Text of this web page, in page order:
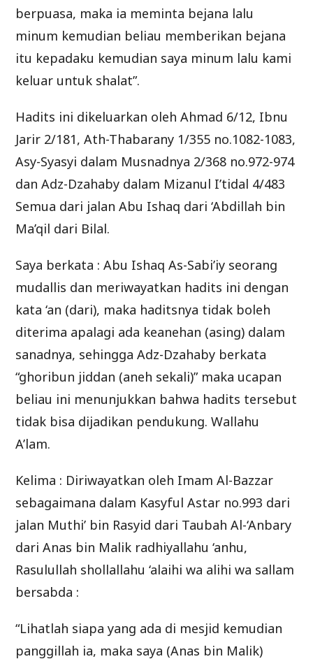
berpuasa, maka ia meminta bejana lalu
minum kemudian beliau memberikan bejana
itu kepadaku kemudian saya minum lalu kami
keluar untuk shalat”.
Hadits ini dikeluarkan oleh Ahmad 6/12, Ibnu
Jarir 2/181, Ath-Thabarany 1/355 no.1082-1083,
Asy-Syasyi dalam Musnadnya 2/368 no.972-974
dan Adz-Dzahaby dalam Mizanul I’tidal 4/483
Semua dari jalan Abu Ishaq dari ‘Abdillah bin
Ma’qil dari Bilal.
Saya berkata : Abu Ishaq As-Sabi’iy seorang
mudallis dan meriwayatkan hadits ini dengan
kata ‘an (dari), maka haditsnya tidak boleh
diterima apalagi ada keanehan (asing) dalam
sanadnya, sehingga Adz-Dzahaby berkata
“ghoribun jiddan (aneh sekali)” maka ucapan
beliau ini menunjukkan bahwa hadits tersebut
tidak bisa dijadikan pendukung. Wallahu
A’lam.
Kelima : Diriwayatkan oleh Imam Al-Bazzar
sebagaimana dalam Kasyful Astar no.993 dari
jalan Muthi’ bin Rasyid dari Taubah Al-‘Anbary
dari Anas bin Malik radhiyallahu ‘anhu,
Rasulullah shollallahu ‘alaihi wa alihi wa sallam
bersabda :
“Lihatlah siapa yang ada di mesjid kemudian
panggillah ia, maka saya (Anas bin Malik)